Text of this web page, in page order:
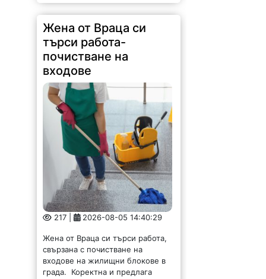
входове
217 | 2026-08-05 14:40:29
Жена от Враца си търси работа,
свързана с почистване на
входове на жилищни блокове в
града. Коректна и предлага
услугата на нормални цени. За
връзка с нея: 0894636168-Нели